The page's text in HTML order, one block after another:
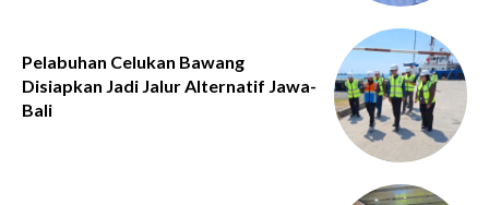
Pelabuhan Celukan Bawang
Disiapkan Jadi Jalur Alternatif Jawa-
Bali